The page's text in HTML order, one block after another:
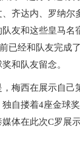
齐达内、罗纳尔
友和这些皇马名
已经和队友完成
和队友留念。
西在展示自己
自搂着4座金球
体在此次C罗展